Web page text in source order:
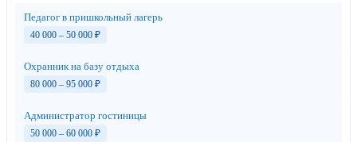
Педагог в пришкольный лагерь
40 000 – 50 000 ₽
Охранник на базу отдыха
80 000 – 95 000 ₽
Администратор гостиницы
50 000 – 60 000 ₽